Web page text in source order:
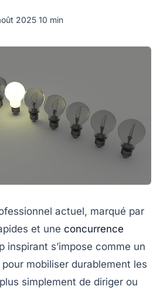
2025·10 min
actuel, marqué par
et une concurrence
inspirant s’impose comme un
mobiliser durablement les
simplement de diriger ou